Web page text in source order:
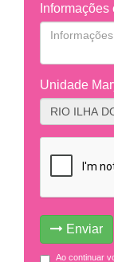
Unidade
Enviar
Ao continuar